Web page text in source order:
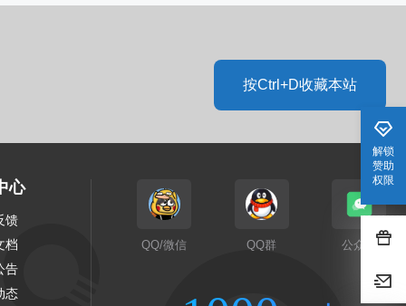
解锁
赞助
权限
按Ctrl+D收藏本站
心
馈
档
告
态
QQ/微信 QQ群 公众号